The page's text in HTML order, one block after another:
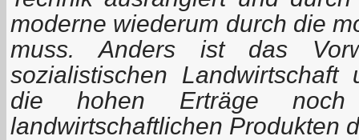
moderne wiederum durch die
muss. Anders ist das
sozialistischen Landwirtschaft
die hohen Erträge
landwirtschaftlichen Produkten